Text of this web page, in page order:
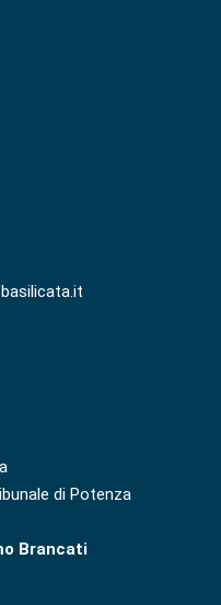
di Potenza
Brancati